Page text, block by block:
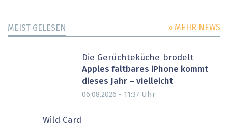
MEIST GELESEN » MEHR NEWS
Die Gerüchteküche brodelt
Apples faltbares iPhone kommt
dieses Jahr – vielleicht
06.08.2026 - 11:37 Uhr
Wild Card